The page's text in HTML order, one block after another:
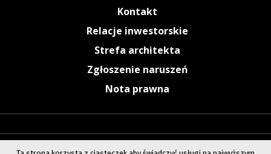
Kontakt
Relacje inwestorskie
Strefa architekta
Zgłoszenie naruszeń
Nota prawna